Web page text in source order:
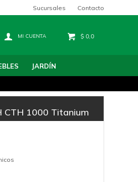
JARDÍN
$ 0,0
Sucursales Contacto
CTH 1000 Titanium